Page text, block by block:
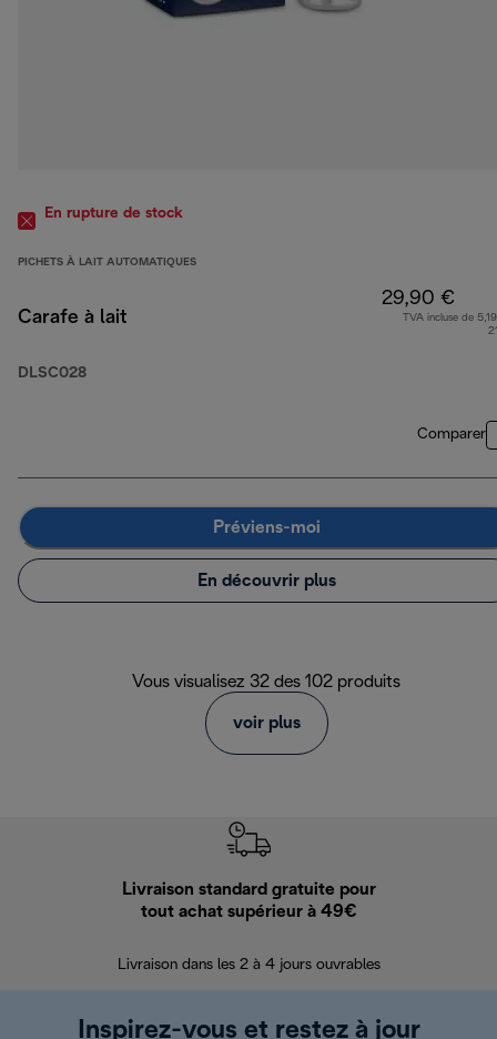
En rupture de stock
PICHETS À LAIT AUTOMATIQUES
Carafe à lait
DLSC028
29,90 €
TVA incluse de
Comparer
Préviens-moi
En découvrir plus
Vous visualisez 32 des 102 produits
voir plus
Livraison standard gratuite pour
tout achat supérieur à 49€
Livraison dans les 2 à 4 jours ouvrables
Inspirez-vous et restez à jour